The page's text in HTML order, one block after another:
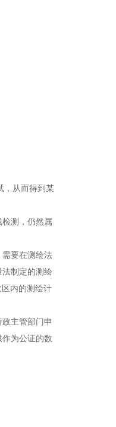
，从而得到某
测，仍然属
要在测绘法
制定的测绘
内的测绘计
主管部门申
为公证的数